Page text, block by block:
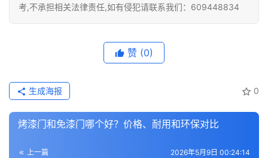
考,不承担相关法律责任,如有侵犯请联系我们：609448834
赞 (0)
0
生成海报
烤漆门和免漆门哪个好？价格、耐用和环保对比
上一篇 2026年5月9日 00:24:14